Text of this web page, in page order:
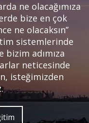
ne olacağımıza
bize en çok
ne olacaksın’’
sistemlerinde
adımıza
neticesinde
isteğimizden